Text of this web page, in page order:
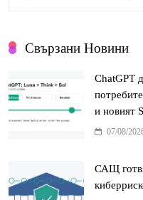
Свързани Новини
ChatGPT
и новият
07/08/
САЩ